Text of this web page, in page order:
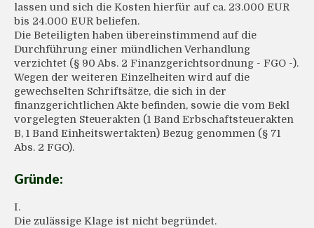
lassen und sich die Kosten hierfür auf ca. 23.000 EUR
bis 24.000 EUR beliefen.
Die Beteiligten haben übereinstimmend auf die
Durchführung einer mündlichen Verhandlung
verzichtet (§ 90 Abs. 2 Finanzgerichtsordnung - FGO -).
Wegen der weiteren Einzelheiten wird auf die
gewechselten Schriftsätze, die sich in der
finanzgerichtlichen Akte befinden, sowie die vom Bekl
vorgelegten Steuerakten (1 Band Erbschaftsteuerakten
B, 1 Band Einheitswertakten) Bezug genommen (§ 71
Abs. 2 FGO).
Gründe:
I.
Die zulässige Klage ist nicht begründet.